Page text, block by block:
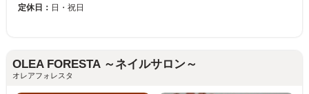
定休日： 日・祝日
OLEA FORESTA ～ネイルサロン～
オレアフォレスタ